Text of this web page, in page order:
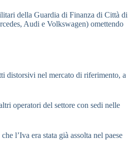
della Guardia di Finanza di Città di
Audi e Volkswagen) omettendo
distorsivi nel mercato di riferimento, a
operatori del settore con sedi nelle
l’Iva era stata già assolta nel paese